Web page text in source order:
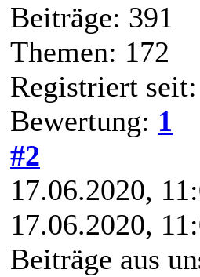
Beiträge: 391
Themen: 172
Registriert
Bewertung: 1
#2
17.06.2020,
17.06.2020,
Beiträge aus